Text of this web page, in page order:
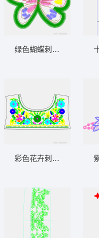
绿色蝴蝶刺绣图案
彩色花卉刺绣上衣设计图